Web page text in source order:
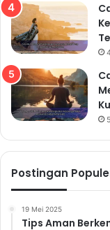
Postingan
19 Mei 2025
Tips Aman